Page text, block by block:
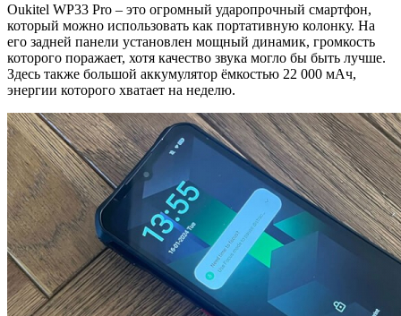
Oukitel WP33 Pro – это огромный ударопрочный смартфон,
который можно использовать как портативную колонку. На
его задней панели установлен мощный динамик, громкость
которого поражает, хотя качество звука могло бы быть лучше.
Здесь также большой аккумулятор ёмкостью 22 000 мАч,
энергии которого хватает на неделю.